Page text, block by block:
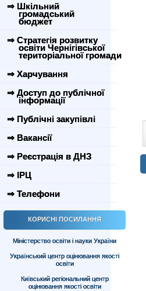
⇒ Шкільний
громадський
бюджет
⇒ Стратегія розвитку
освіти Чернігівської
територіальної громади
⇒ Харчування
⇒ Доступ до публічної
інформації
⇒ Публічні закупівлі
⇒ Вакансії
⇒ Реєстрація в ДНЗ
⇒ ІРЦ
⇒ Телефони
КОРИСНІ ПОСИЛАННЯ
Міністерство освіти і науки України
Український центр оцінювання якості
освіти
Київський регіональний центр
оцінювання якості освіти